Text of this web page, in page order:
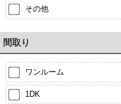
その他
間取り
ワンルーム
1DK